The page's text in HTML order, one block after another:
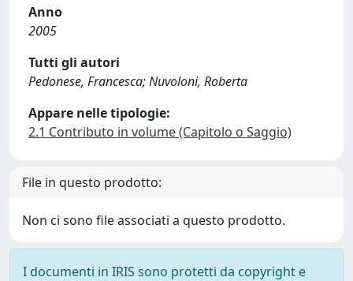
Anno
2005
Tutti gli autori
Pedonese, Francesca; Nuvoloni, Roberta
Appare nelle tipologie:
2.1 Contributo in volume (Capitolo o Saggio)
File in questo prodotto:
Non ci sono file associati a questo prodotto.
I documenti in IRIS sono protetti da copyright e